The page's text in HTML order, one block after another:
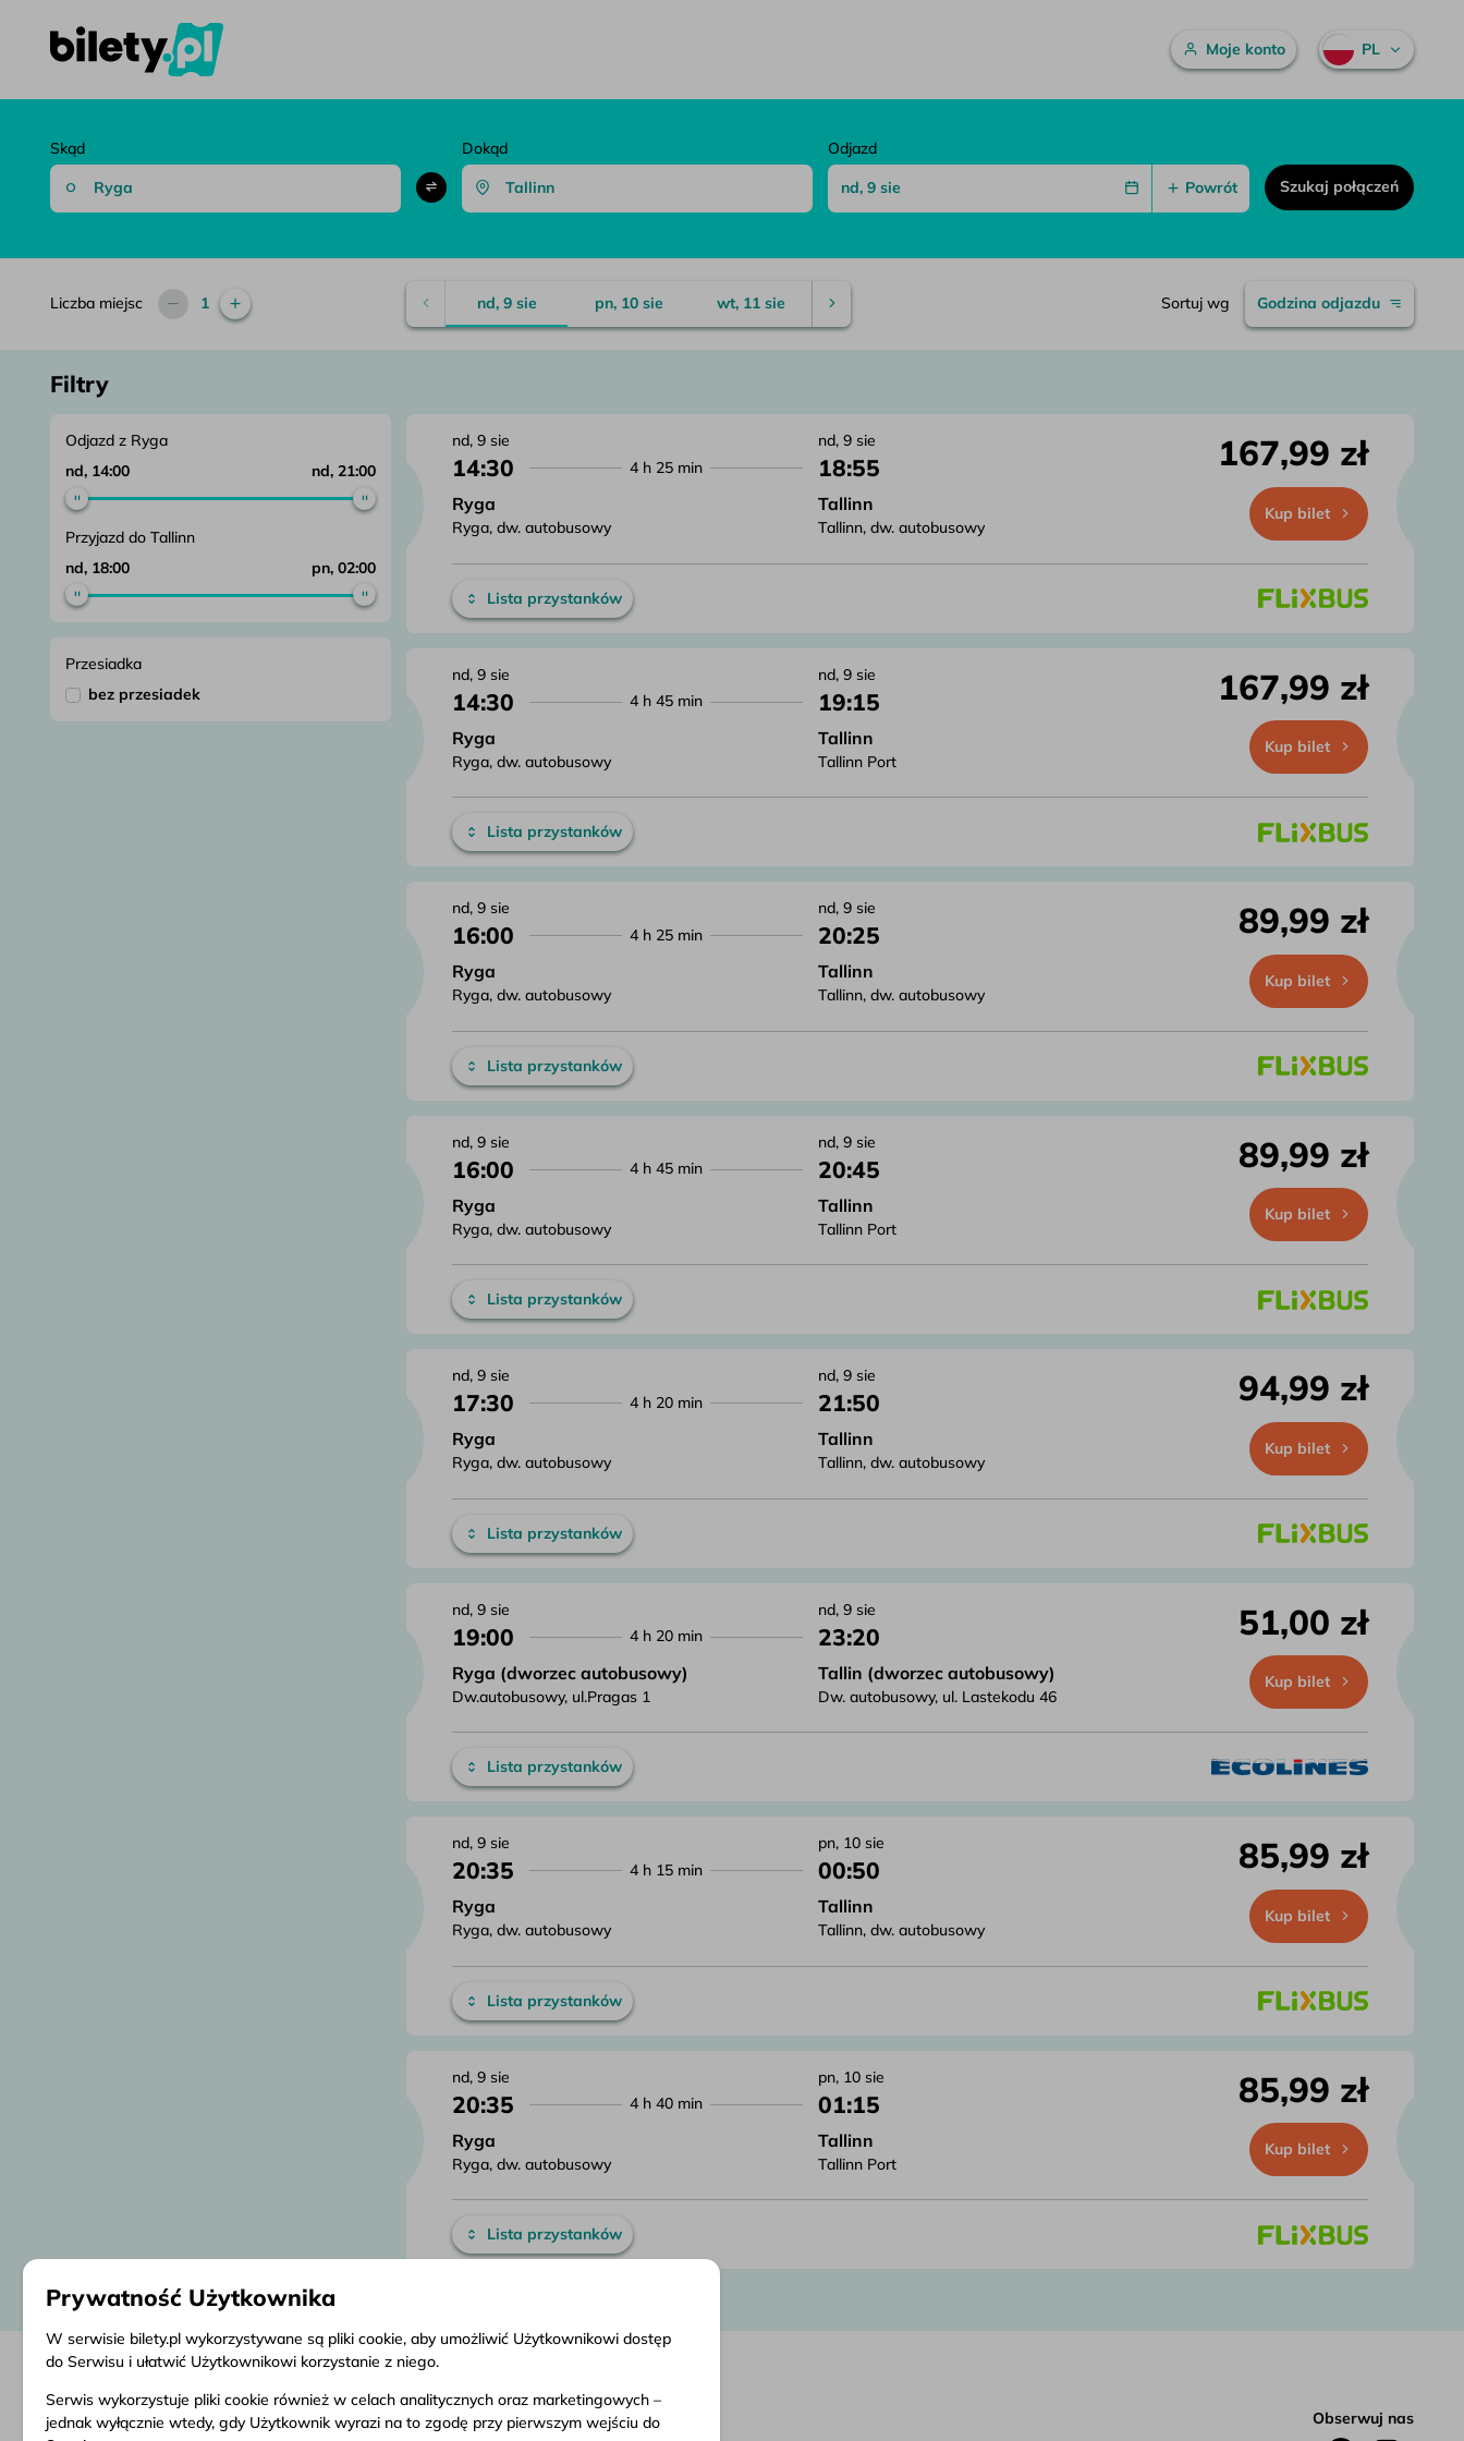
Przejdź do treści
bilety.pl – Porównaj bilety autokarowe i znajdź najlepsze połączenie
Menu główne
Moje konto PL
Skąd Dokąd
Odjazd
Powrót
Szukaj połączeń
Liczba miejsc 1 nd, 9 sie pn, 10 sie wt, 11 sie Sortuj wg Godzina odjazdu
Filtry
Odjazd z Ryga
nd, 14:00
nd, 21:00
Przyjazd do Tallinn
nd, 18:00
pn, 02:00
Przesiadka
bez przesiadek
nd, 9 sie
14:30 4 h 25 min
Ryga
Ryga, dw. autobusowy
nd, 9 sie
18:55
Tallinn
Tallinn, dw. autobusowy
167,99 zł
Kup bilet
Lista przystanków
nd, 9 sie
14:30 4 h 45 min
Ryga
Ryga, dw. autobusowy
nd, 9 sie
19:15
Tallinn
Tallinn Port
167,99 zł
Kup bilet
Lista przystanków
nd, 9 sie
16:00 4 h 25 min
Ryga
Ryga, dw. autobusowy
nd, 9 sie
20:25
Tallinn
Tallinn, dw. autobusowy
89,99 zł
Kup bilet
Lista przystanków
nd, 9 sie
16:00 4 h 45 min
Ryga
Ryga, dw. autobusowy
nd, 9 sie
20:45
Tallinn
Tallinn Port
89,99 zł
Kup bilet
Lista przystanków
nd, 9 sie
17:30 4 h 20 min
Ryga
Ryga, dw. autobusowy
nd, 9 sie
21:50
Tallinn
Tallinn, dw. autobusowy
94,99 zł
Kup bilet
Lista przystanków
nd, 9 sie
19:00 4 h 20 min
Ryga (dworzec autobusowy)
Dw.autobusowy, ul.Pragas 1
nd, 9 sie
23:20
Tallin (dworzec autobusowy)
Dw. autobusowy, ul. Lastekodu 46
51,00 zł
Kup bilet
Lista przystanków
nd, 9 sie
20:35 4 h 15 min
Ryga
Ryga, dw. autobusowy
pn, 10 sie
00:50
Tallinn
Tallinn, dw. autobusowy
85,99 zł
Kup bilet
Lista przystanków
nd, 9 sie
20:35 4 h 40 min
Ryga
Ryga, dw. autobusowy
pn, 10 sie
01:15
Tallinn
Tallinn Port
85,99 zł
Kup bilet
Lista przystanków
Informacje
Obsługa klienta
Dokumenty
Obserwuj nas
Prywatność Użytkownika
W serwisie bilety.pl wykorzystywane są pliki cookie, aby umożliwić Użytkownikowi dostęp
do Serwisu i ułatwić Użytkownikowi korzystanie z niego.
Serwis wykorzystuje pliki cookie również w celach analitycznych oraz marketingowych –
jednak wyłącznie wtedy, gdy Użytkownik wyrazi na to zgodę przy pierwszym wejściu do